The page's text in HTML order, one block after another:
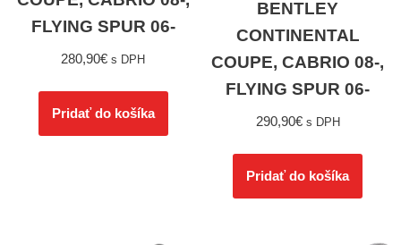
FLYING SPUR 06-
280,90€ s DPH
Pridať do košíka
BENTLEY
CONTINENTAL
COUPE, CABRIO 08-,
FLYING SPUR 06-
290,90€ s DPH
Pridať do košíka